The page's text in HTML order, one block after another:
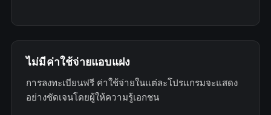
ไม่มีค่าใช้จ่ายแอบแฝง
การลงทะเบียนฟรี ค่าใช้จ่ายในแต่ละโปรแกรมจะแสดง
อย่างชัดเจนโดยผู้ให้ความรู้เอกชน